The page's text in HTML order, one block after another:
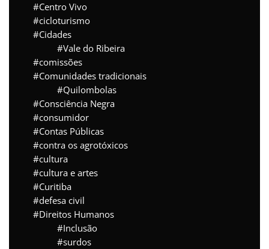
Centro Vivo
cicloturismo
Cidades
Vale do Ribeira
comissões
Comunidades tradicionais
Quilombolas
Consciência Negra
consumidor
Contas Públicas
contra os agrotóxicos
cultura
cultura e artes
Curitiba
defesa civil
Direitos Humanos
Inclusão
surdos